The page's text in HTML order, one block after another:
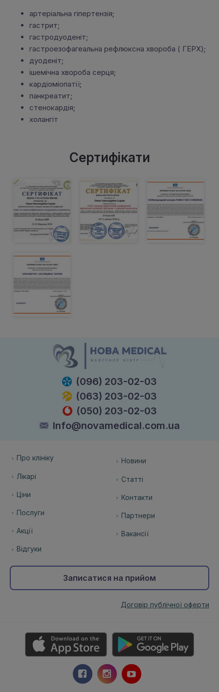
артеріальна гіпертензія;
гастрит;
гастродуоденіт;
гастроезофагеальна рефлюксна хвороба ( ГЕРХ);
дуоденіт;
ішемічна хвороба серця;
кардіоміопатії;
панкреатит;
стенокардія;
холангіт
Сертифікати
(096) 203-02-03
(063) 203-02-03
(050) 203-02-03
Info@novamedical.com.ua
Про клініку
Лікарі
Ціни
Послуги
Акції
Відгуки
Новини
Статті
Контакти
Партнери
Вакансії
Записатися на прийом
Договір публічної оферти